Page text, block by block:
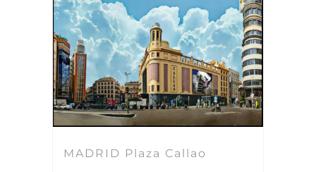
MADRID Plaza Callao